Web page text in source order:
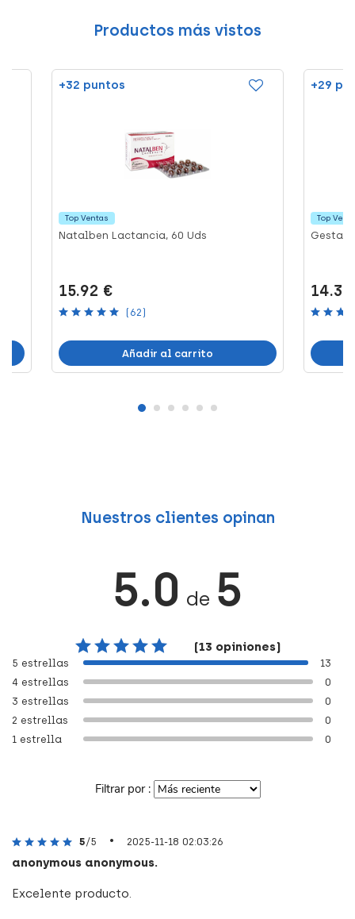
Productos más vistos
+32 puntos
Top Ventas
Natalben Lactancia, 60 Uds
15.92 €
(62)
Añadir al carrito
+29
Top
Nuestros clientes opinan
5.0 de 5
(13 opiniones)
1 estrella 0
2 estrellas 0
3 estrellas 0
4 estrellas 0
5 estrellas 13
Filtrar por :
5/5 • 2025-11-18 02:03:26
anonymous anonymous.
Excelente producto.